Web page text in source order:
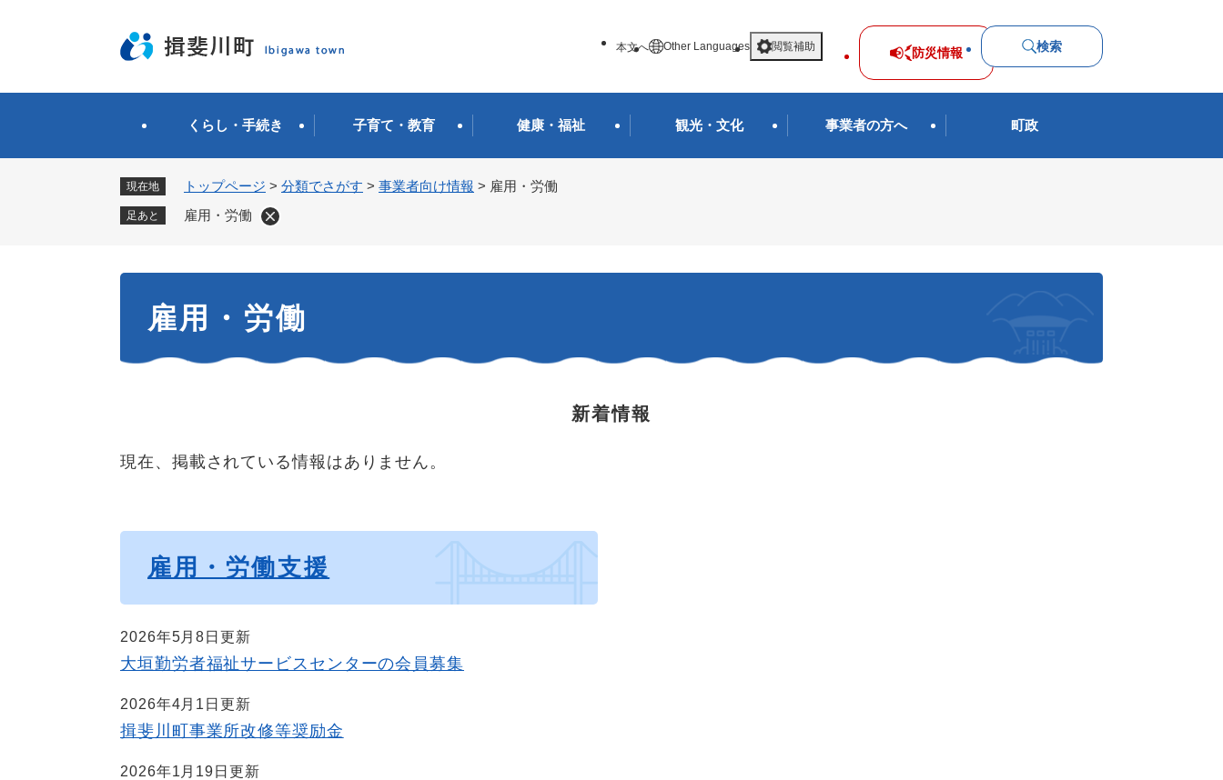
先
す
本文へ Other Languages 閲覧補助 防災情報 検索
くらし・手続き 子育て・教育 健康・福祉 観光・文化 事業者の方へ 町政
現在地 トップページ > 分類でさがす > 事業者向け情報 > 雇用・労働
足あと 雇用・労働
雇用・労働
新着情報
現在、掲載されている情報はありません。
雇用・労働支援
2026年5月8日更新
大垣勤労者福祉サービスセンターの会員募集
2026年4月1日更新
揖斐川町事業所改修等奨励金
2026年1月19日更新